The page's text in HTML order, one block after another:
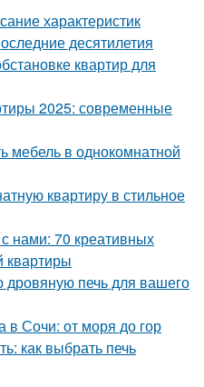
характеристик
десятилетия
квартир для
2025: современные
мебель в однокомнатной
квартиру в стильное
нами: 70 креативных
квартиры
печь для вашего
в Сочи: от моря до гор
как выбрать печь